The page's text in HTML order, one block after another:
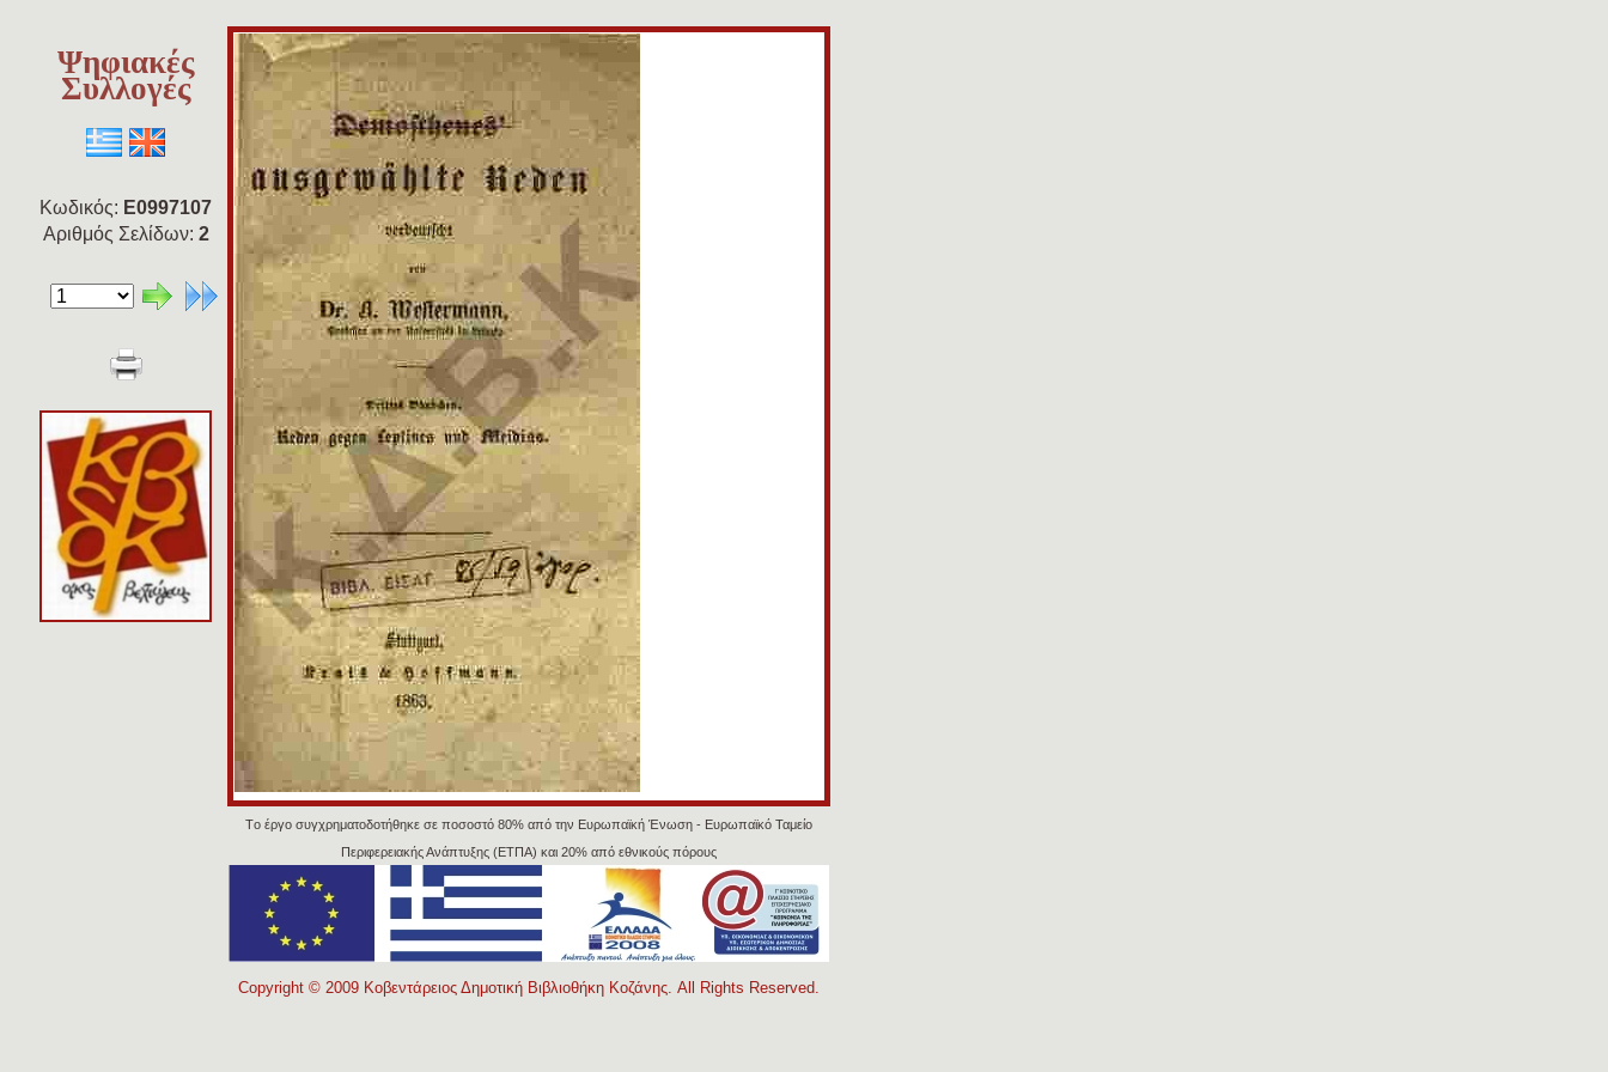
Ψηφιακές
Συλλογές
Κωδικός: E0997107
Αριθμός Σελίδων: 2
Tο έργο συγχρηματοδοτήθηκε σε ποσοστό 80% από την Ευρωπαϊκή Ένωση - Ευρωπαϊκό Ταμείο
Περιφερειακής Ανάπτυξης (ΕΤΠΑ) και 20% από εθνικούς πόρους
Copyright © 2009 Κοβεντάρειος Δημοτική Βιβλιοθήκη Κοζάνης. All Rights Reserved.